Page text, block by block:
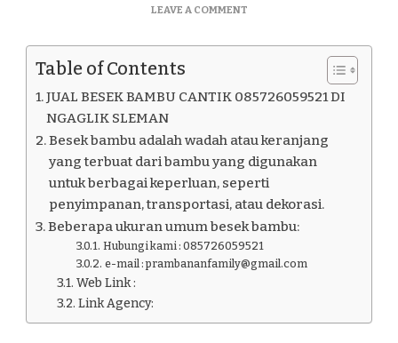
LEAVE A COMMENTON
BESEK
085726059521
SLEMAN
Table of Contents
JUAL BESEK BAMBU CANTIK 085726059521 DI
NGAGLIK SLEMAN
Besek bambu adalah wadah atau keranjang
yang terbuat dari bambu yang digunakan
untuk berbagai keperluan, seperti
penyimpanan, transportasi, atau dekorasi.
Beberapa ukuran umum besek bambu:
Hubungi kami : 085726059521
e-mail : prambananfamily@gmail.com
Web Link :
Link Agency: